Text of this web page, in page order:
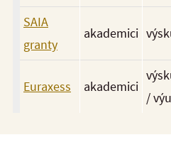
SAIA
granty
akademici
Euraxess akademici
/